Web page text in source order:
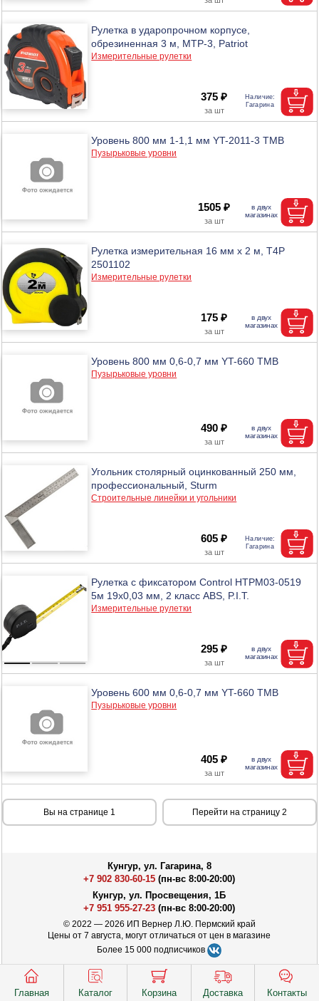
Главная Каталог Корзина Доставка Контакты
Рулетка в ударопрочном корпусе,
обрезиненная 3 м, MTP-3, Patriot
Измерительные рулетки
375 ₽
Уровень 800 мм 1-1,1 мм YT-2011-3 ТМВ
Пузырьковые уровни
1505 ₽
Рулетка измерительная 16 мм х 2 м, T4Р
2501102
Измерительные рулетки
175 ₽
Уровень 800 мм 0,6-0,7 мм YT-660 ТМВ
Пузырьковые уровни
490 ₽
Угольник столярный оцинкованный 250 мм,
профессиональный, Sturm
Строительные линейки и угольники
605 ₽
Рулетка с фиксатором Control HTPM03-0519
5м 19х0,03 мм, 2 класс ABS, P.I.T.
Измерительные рулетки
295 ₽
Уровень 600 мм 0,6-0,7 мм YT-660 ТМВ
Пузырьковые уровни
405 ₽
Вы на странице 1 Перейти на страницу 2
Кунгур, ул. Гагарина, 8
+7 902 830-60-15 (пн-вс 8:00-20:00)
Кунгур, ул. Просвещения, 1Б
+7 951 955-27-23 (пн-вс 8:00-20:00)
© 2022 — 2026 ИП Вернер Л.Ю. Пермский край
Цены от 7 августа, могут отличаться от цен в магазине
Более 15 000 подписчиков